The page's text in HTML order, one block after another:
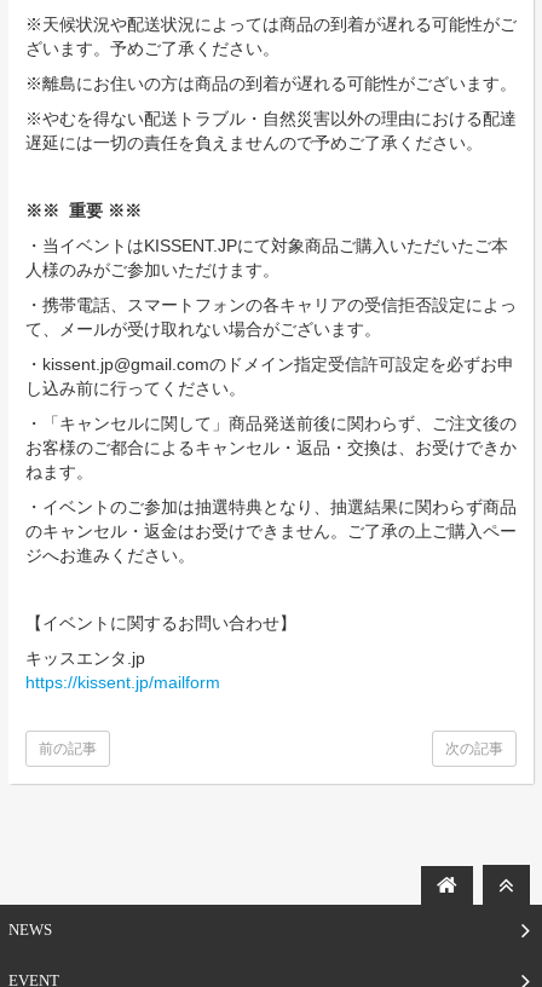
※天候状況や配送状況によっては商品の到着が遅れる可能性がご
ざいます。予めご了承ください。
※離島にお住いの方は商品の到着が遅れる可能性がございます。
※やむを得ない配送トラブル・自然災害以外の理由における配達
遅延には一切の責任を負えませんので予めご了承ください。
※※ 重要 ※※
・当イベントはKISSENT.JPにて対象商品ご購入いただいたご本
人様のみがご参加いただけます。
・携帯電話、スマートフォンの各キャリアの受信拒否設定によっ
て、メールが受け取れない場合がございます。
・kissent.jp@gmail.comのドメイン指定受信許可設定を必ずお申
し込み前に行ってください。
・「キャンセルに関して」商品発送前後に関わらず、ご注文後の
お客様のご都合によるキャンセル・返品・交換は、お受けできか
ねます。
・イベントのご参加は抽選特典となり、抽選結果に関わらず商品
のキャンセル・返金はお受けできません。ご了承の上ご購入ペー
ジへお進みください。
【イベントに関するお問い合わせ】
キッスエンタ.jp
https://kissent.jp/mailform
次の記事
前の記事
NEWS
EVENT